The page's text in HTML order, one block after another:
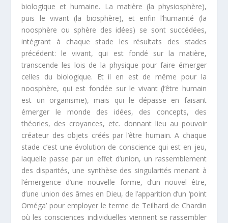
biologique et humaine. La matière (la physiosphère),
puis le vivant (la biosphère), et enfin l’humanité (la
noosphère ou sphère des idées) se sont succédées,
intégrant à chaque stade les résultats des stades
précédent: le vivant, qui est fondé sur la matière,
transcende les lois de la physique pour faire émerger
celles du biologique. Et il en est de même pour la
noosphère, qui est fondée sur le vivant (l’être humain
est un organisme), mais qui le dépasse en faisant
émerger le monde des idées, des concepts, des
théories, des croyances, etc. donnant lieu au pouvoir
créateur des objets créés par l’être humain. A chaque
stade c’est une évolution de conscience qui est en jeu,
laquelle passe par un effet d’union, un rassemblement
des disparités, une synthèse des singularités menant à
l’émergence d’une nouvelle forme, d’un nouvel être,
d’une union des âmes en Dieu, de l’apparition d’un ‘point
Oméga’ pour employer le terme de Teilhard de Chardin
où les consciences individuelles viennent se rassembler